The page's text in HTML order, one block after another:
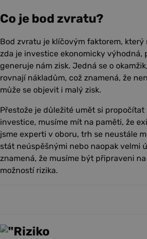
Co je bod zvratu?
Bod zvratu je klíčovým faktorem, který
zda je investice ekonomicky výhodná,
generuje nám zisk. Jedná se o
rovnají nákladům, což znamená, že
může se objevit i malý zisk.
Přestože je důležité umět si
investice, musíme mít na paměti, že
jsme experti v oboru, trh se neustále
stát neúspěšnými nebo naopak velmi
znamená, že musíme být připraveni
možností rizika.